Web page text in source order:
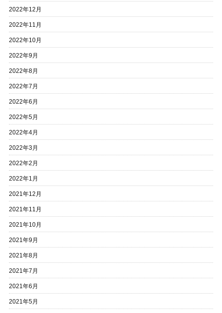
2022年12月
2022年11月
2022年10月
2022年9月
2022年8月
2022年7月
2022年6月
2022年5月
2022年4月
2022年3月
2022年2月
2022年1月
2021年12月
2021年11月
2021年10月
2021年9月
2021年8月
2021年7月
2021年6月
2021年5月